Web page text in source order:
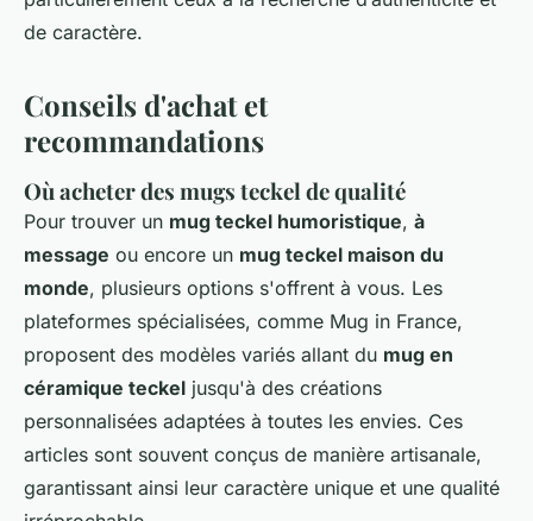
de caractère.
Conseils d'achat et
recommandations
Où acheter des mugs teckel de qualité
Pour trouver un mug teckel humoristique, à
message ou encore un mug teckel maison du
monde, plusieurs options s'offrent à vous. Les
plateformes spécialisées, comme Mug in France,
proposent des modèles variés allant du mug en
céramique teckel jusqu'à des créations
personnalisées adaptées à toutes les envies. Ces
articles sont souvent conçus de manière artisanale,
garantissant ainsi leur caractère unique et une qualité